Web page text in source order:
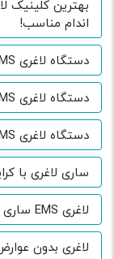
بهترین کلینیک
اندام مناسب!
دستگاه لاغری EMS استان مازندران
دستگاه لاغری EMS در کلینیک پردیسان
دستگاه لاغری EMS نکا
ساری لاغری با
لاغری EMS ساری
لاغری بدون